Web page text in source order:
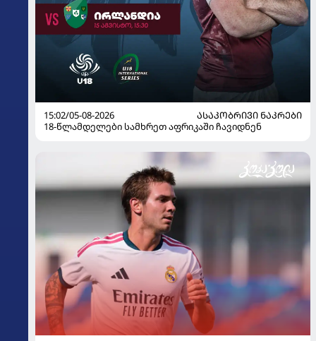
15:02/05-08-2026
ᲐᲡᲐᲙᲝᲑᲠᲘᲕᲘ ᲜᲐᲙᲠᲔᲑᲘ
18-წლამდელები სამხრეთ აფრიკაში ჩავიდნენ